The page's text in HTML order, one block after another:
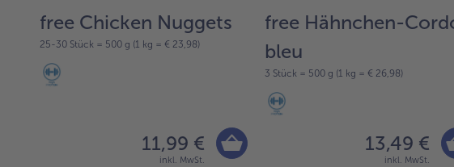
free Chicken Nuggets
25-30 Stück = 500 g (1 kg = € 23,98)
11,99 €
inkl. MwSt.
free Hähnchen-
bleu
3 Stück = 500 g (1 kg = € 26,98)
13,49 €
inkl. MwSt.